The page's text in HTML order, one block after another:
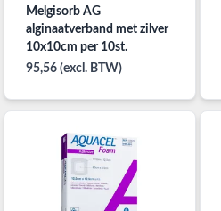
Melgisorb AG
alginaatverband met zilver
10x10cm per 10st.
95,56 (excl. BTW)